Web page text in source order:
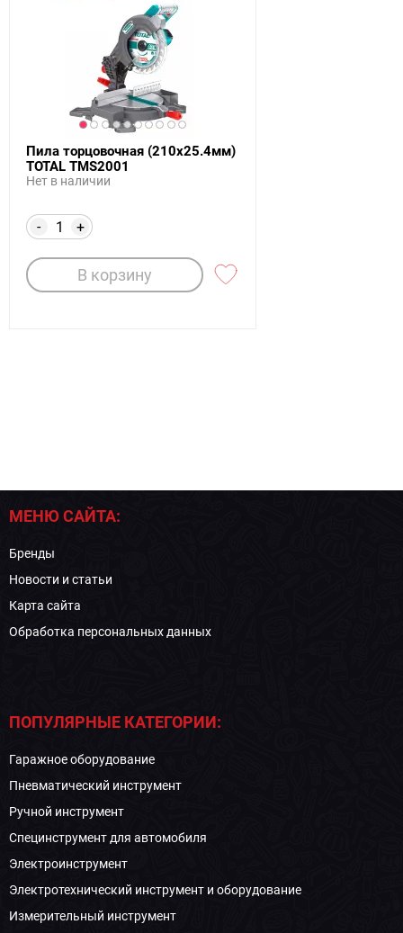
Пила торцовочная (210х25.4мм)
TOTAL TMS2001
Нет в наличии
+
-
В корзину
МЕНЮ САЙТА:
Бренды
Новости и статьи
Карта сайта
Обработка персональных данных
ПОПУЛЯРНЫЕ КАТЕГОРИИ:
Гаражное оборудование
Пневматический инструмент
Ручной инструмент
Специнструмент для автомобиля
Электроинструмент
Электротехнический инструмент и оборудование
Измерительный инструмент